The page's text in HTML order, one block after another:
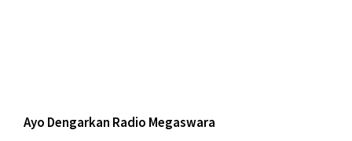
Ayo Dengarkan Radio Megaswara